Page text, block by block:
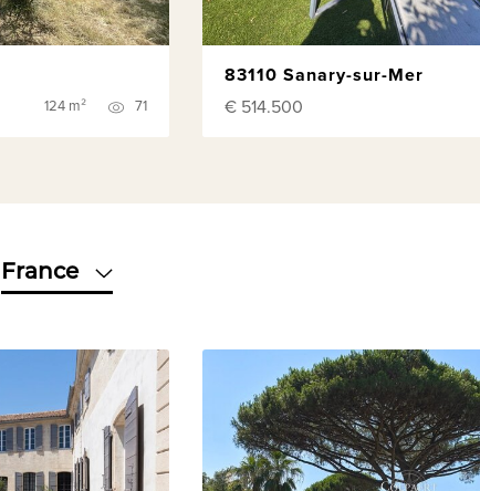
124 m² 71
83110 Sanary-sur-Mer
€ 514.500
France